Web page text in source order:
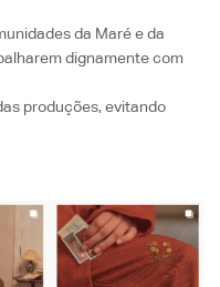
da Maré e da
dignamente com
produções, evitando